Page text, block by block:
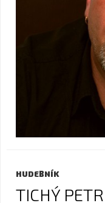
HUDEBNÍK
TICHÝ PETR